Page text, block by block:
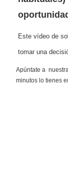
Este vídeo de
tomar una
Apúntate a
minutos lo tienes